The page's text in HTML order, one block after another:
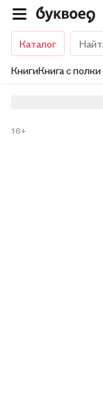
Каталог
КнигиКнига с полки
16+